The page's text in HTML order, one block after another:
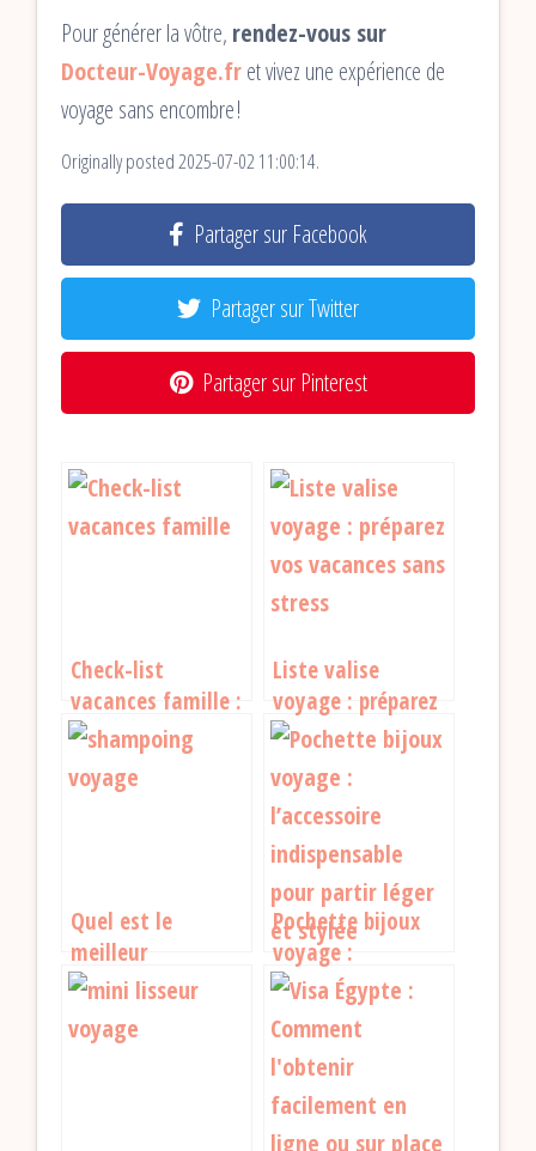
Pour générer la vôtre, rendez-vous sur
Docteur-Voyage.fret vivez une expérience de
voyage sans encombre !
Originally posted 2025-07-02 11:00:14.
Partager sur Facebook
Partager sur Twitter
Partager sur Pinterest
Check-list
vacances famille :
ne rien oublier
pour des vacances
réussies
Liste valise
voyage : préparez
vos vacances sans
Quel est le
meilleur
shampoing format
léger ?
Pochette bijoux
voyage :
l’accessoire
indispensable pour
partir léger et
stylée